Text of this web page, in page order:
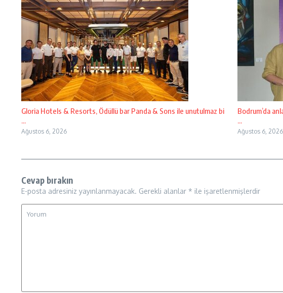
Gloria Hotels & Resorts, Ödüllü bar Panda & Sons ile unutulmaz bi
...
Ağustos 6, 2026
Bodrum’da
...
Ağustos 6, 2026
Cevap bırakın
E-posta adresiniz yayınlanmayacak. Gerekli alanlar * ile işaretlenmişlerdir